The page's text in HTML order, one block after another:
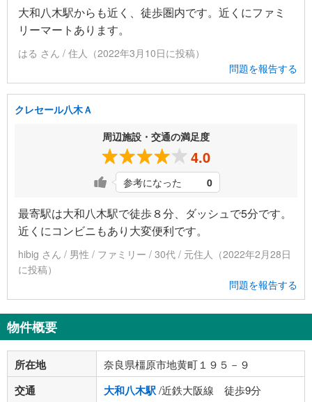
大和八木駅からも近く、徒歩圏内です。近くにファミ
リーマートあります。
はる さん / 住人（2022年3月10日に投稿）
問題を報告する
クレセール八木Ａ
周辺施設・交通の満足度
4.0
参考になった 0
最寄駅は大和八木駅で徒歩８分、ダッシュで5分です。
近くにコンビニもあり大変便利です。
hibig さん / 男性 / ファミリー / 30代 / 元住人（2022年2月28日
に投稿）
問題を報告する
物件概要
所在地 奈良県橿原市地黄町１９５－９
交通 大和八木駅/近鉄大阪線 徒歩9分